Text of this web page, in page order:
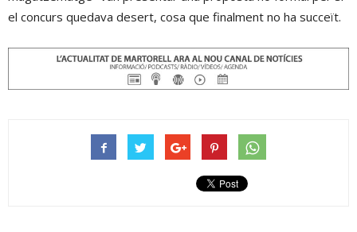
el concurs quedava desert, cosa que finalment no ha succeït.